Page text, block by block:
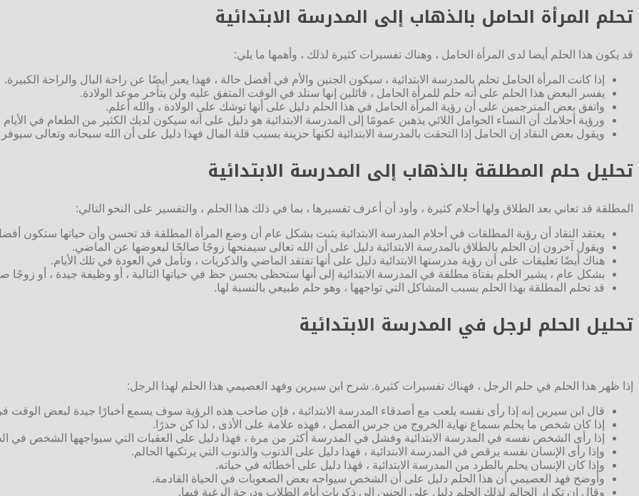
تحلم المرأة الحامل بالذهاب إلى المدرسة الابتدائية
قد يكون هذا الحلم أيضا لدى المرأة الحامل ، وهناك تفسيرات كثيرة لذلك ، وأهمها ما يلي:
إذا كانت المرأة الحامل تحلم بالمدرسة الابتدائية ، سيكون الجنين والأم في أفضل حالة ، فهذا يعبر أيضًا عن راحة البال والراحة الكبيرة.
يفسر البعض هذا الحلم على أنه حلم للمرأة الحامل ، قائلين إنها ستلد في الوقت المتفق عليه ولن يتأخر موعد الولادة.
واتفق بعض المترجمين على أن رؤية المرأة الحامل في هذا الحلم دليل على أنها توشك على الولادة ، والله أعلم.
ورؤية أحلامك أن النساء الحوامل اللائي يذهبن عمومًا إلى المدرسة الابتدائية هو دليل على أنه سيكون لديك الكثير من الطعام في الأيام
ويقول بعض النقاد إن الحامل إذا التحقت بالمدرسة الابتدائية لكنها حزينة بسبب قلة المال فهذا دليل على أن الله سبحانه وتعالى
تحليل حلم المطلقة بالذهاب إلى المدرسة الابتدائية
المطلقة قد تعاني بعد الطلاق ولها أحلام كثيرة ، وأود أن أعرف تفسيرها ، بما في ذلك هذا الحلم ، والتفسير على النحو التالي:
يعتقد النقاد أن رؤية المطلقات في أحلام المدرسة الابتدائية يثبت بشكل عام أن وضع المرأة المطلقة قد تحسن وأن حياتها ستكون
ويقول آخرون إن الحلم بالطلاق بالمدرسة الابتدائية دليل على أن الله تعالى سيمنحها زوجًا صالحًا ليعوضها عن الماضي.
هناك أيضًا تعليقات على أن رؤية مدرستها الابتدائية دليل على أنها تفتقد الماضي والذكريات ، وتأمل في العودة في تلك الأيام.
بشكل عام ، يشير الحلم بفتاة مطلقة في المدرسة الابتدائية إلى أنها ستحظى بحسن حظ في حياتها التالية ، أو وظيفة جيدة ، أو زوجًا
قد تحلم المطلقة بهذا الحلم بسبب المشاكل التي تواجهها ، وهو حلم طبيعي بالنسبة لها.
تحليل الحلم لرجل في المدرسة الابتدائية
إذا ظهر هذا الحلم في حلم الرجل ، فهناك تفسيرات كثيرة. شرح ابن سيرين وفهد العصيمي هذا الحلم لهذا الرجل:
قال ابن سيرين إنه إذا رأى نفسه يلعب مع أصدقاء المدرسة الابتدائية ، فإن صاحب هذه الرؤية سوف يسمع أخبارًا جيدة لبعض الوقت
إذا كان شخص ما يحلم بسماع نهاية الخروج من جرس الفصل ، فهذه علامة على الأذى ، لذا كن حذرًا.
إذا رأى الشخص نفسه في المدرسة الابتدائية وفشل في المدرسة أكثر من مرة ، فهذا دليل على العقبات التي سيواجهها الشخص في
وإذا رأى الإنسان نفسه يرقص في المدرسة الابتدائية ، فهذا دليل على الذنوب والذنوب التي يرتكبها الحالم.
وإذا كان الإنسان يحلم بالطرد من المدرسة الابتدائية ، فهذا دليل على أخطائه في حياته.
وأوضح فهد العصيمي أن هذا الحلم دليل على أن الشخص سيواجه بعض الصعوبات في الحياة القادمة.
وقال إن تكرار الحالم لذلك الحلم دليل على الحنين إلى ذكريات أيام الطلاب ودرجة الرغبة فيها.